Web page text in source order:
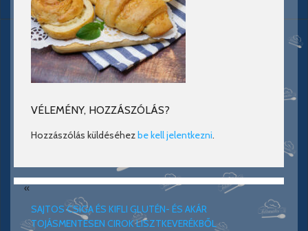
VÉLEMÉNY, HOZZÁSZÓLÁS?
Hozzászólás küldéséhezbe kell jelentkezni.
«
SAJTOS CSIGA ÉS KIFLI GLUTÉN- ÉS AKÁR
TOJÁSMENTESEN CIROK LISZTKEVERÉKBŐL